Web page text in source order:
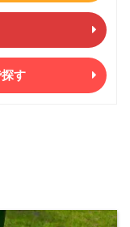
す